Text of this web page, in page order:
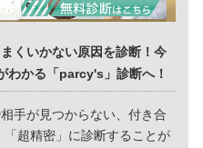
くいかない原因を診断！今
わかる「parcy's」診断へ！
手が見つからない、付き合
超精密」に診断することが